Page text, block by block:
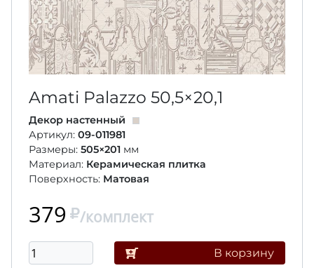
Amati Palazzo 50,5×20,1
Декор настенный
Артикул: 09-011981
Размеры: 505×201 мм
Материал: Керамическая плитка
Поверхность: Матовая
379 /комплект
В корзину